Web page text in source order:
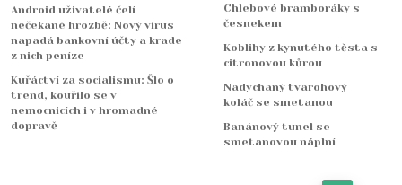
Android uživatelé čelí
nečekané hrozbě: Nový virus
napadá bankovní účty a krade
z nich peníze
Kuřáctví za socialismu: Šlo o
trend, kouřilo se v
nemocnicích i v hromadné
dopravě
Chlebové bramboráky s
česnekem
Koblihy z kynutého těsta s
citronovou kůrou
Nadýchaný tvarohový
koláč se smetanou
Banánový tunel se
smetanovou náplní